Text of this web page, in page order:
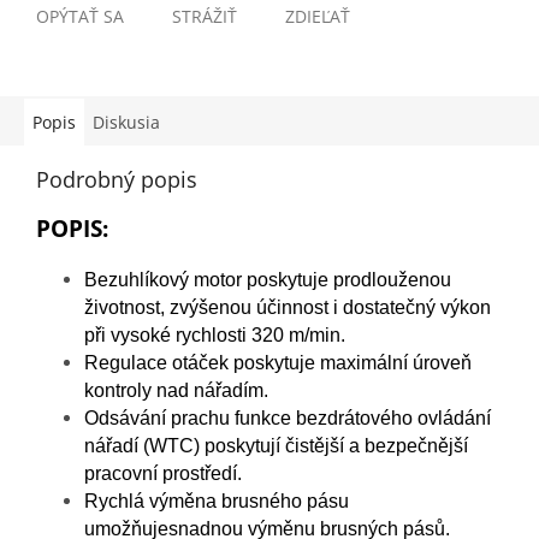
OPÝTAŤ SA STRÁŽIŤ ZDIEĽAŤ
Popis Diskusia
Podrobný popis
POPIS:
Bezuhlíkový motor poskytuje prodlouženou
životnost, zvýšenou účinnost i dostatečný výkon
při vysoké rychlosti 320 m/min.
Regulace otáček poskytuje maximální úroveň
kontroly nad nářadím.
Odsávání prachu funkce bezdrátového ovládání
nářadí (WTC) poskytují čistější a bezpečnější
pracovní prostředí.
Rychlá výměna brusného pásu
umožňujesnadnou výměnu brusných pásů.